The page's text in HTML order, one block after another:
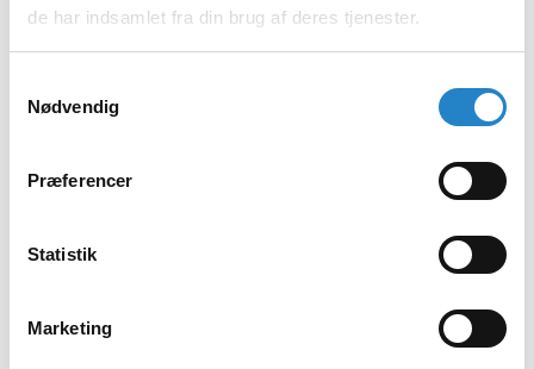
de har indsamlet fra din brug af deres tjenester.
Nødvendig
Præferencer
Statistik
Marketing